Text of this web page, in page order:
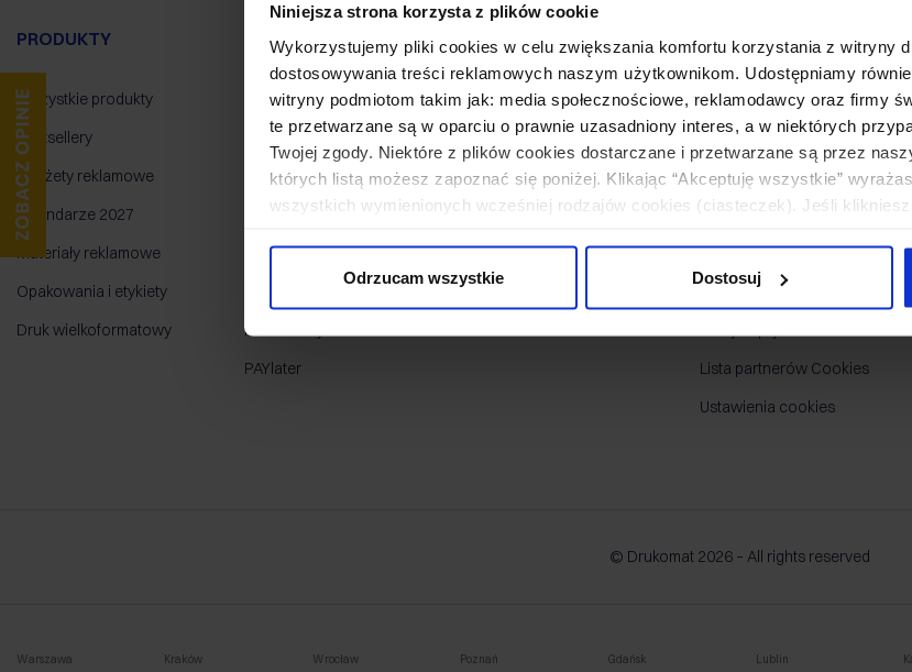
Niniejsza strona korzysta z plików cookie
Wykorzystujemy pliki cookies w celu zwiększania komfortu korzystania z witryny
dostosowywania treści reklamowych naszym użytkownikom. Udostępniamy
witryny podmiotom takim jak: media społecznościowe, reklamodawcy oraz firmy
te przetwarzane są w oparciu o prawnie uzasadniony interes, a w niektórych
Twojej zgody. Niektóre z plików cookies dostarczane i przetwarzane są przez
których listą możesz zapoznać się poniżej. Klikając “Akceptuję wszystkie”
wszystkich wymienionych wcześniej rodzajów cookies (ciasteczek). Jeśli
Odrzucam wszystkie
Dostosuj
PRODUKTY
Wszystkie produkty
Bestsellery
Gadżety reklamowe
Kalendarze 2027
Materiały reklamowe
Opakowania i etykiety
Druk wielkoformatowy
POMOC
Jak zamawiać
Baza wiedzy
Kontakt
Praca z plikami
Park maszyn
PAYlater
BLOG
Nowości
Tutoriale i poradniki
Mockupy
Inspiracje
Słownik pojęć
KONTAKT
Kontakt
O nas
Dlaczego Drukomat?
Mapa strony
Regulamin
Ogólne Warunki Sprzedaży
Lista partnerów Cookies
Ustawienia cookies
© Drukomat 2026 – All rights reserved
Warszawa Kraków Wrocław Poznań Gdańsk Lublin